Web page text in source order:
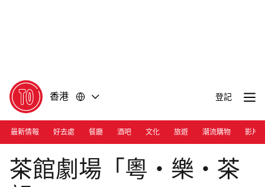
香港 登記
最新情報 好去處 餐廳 酒吧 文化 旅遊 潮流購物 影片
Photograph: Courtesy West Kowloon
茶館劇場「粵・樂・茶